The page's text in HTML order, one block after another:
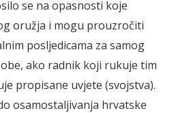
se na opasnosti koje
oružja i mogu prouzročiti
posljedicama za samog
ako radnik koji rukuje tim
propisane uvjete (svojstva).
osamostaljivanja hrvatske